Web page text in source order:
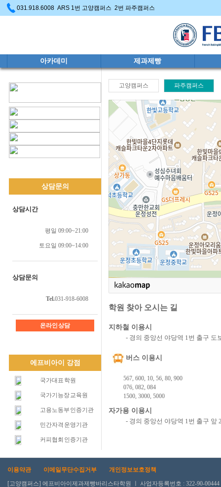
031.918.6008 ARS 1번 고양캠퍼스 2번 파주캠퍼스
아카데미 제과제빵
상담문의
상담시간
평일 09:00~21:00
토요일 09:00~14:00
상담문의
Tel.031-918-6008
온라인 상담
에프비아이 강점
국가대표 학원
국가기능장 교육원
고용노동부 인증기관
민간자격 운영기관
커피협회 인증기관
고양캠퍼스 파주캠퍼스
학원 찾아 오시는 길
지하철 이용시
- 경의 중앙선 야당역 1번 출구 도
버스 이용시
567, 600, 10, 56, 80, 900
076, 082, 084
1500, 3000, 5000
자가용 이용시
- 경의 중앙선 야당역 1번 출구 앞
이용약관 이메일무단수집거부
개인정보보호정책
[고양캠퍼스] 에프비아이제과제빵바리스타학원 ㅣ 사업자등록번호 : 322-90-00444